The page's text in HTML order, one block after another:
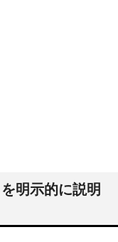
明示的に説明